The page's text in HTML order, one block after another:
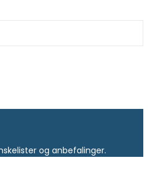
og anbefalinger.